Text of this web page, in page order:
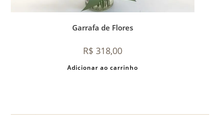
Garrafa de Flores
R$ 318,00
Adicionar ao carrinho